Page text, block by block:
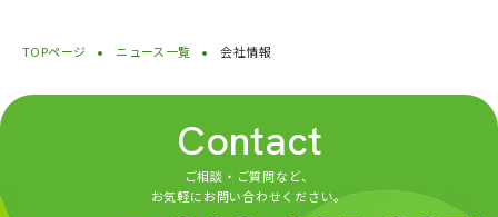
TOPページ ニュース一覧 会社情報
Contact
ご相談・ご質問など、
お気軽にお問い合わせください。